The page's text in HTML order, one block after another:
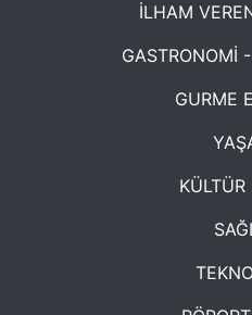
İLHAM
GASTRONOMİ
GURME